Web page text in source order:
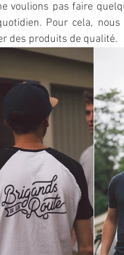
voulions pas faire
Pour cela,
des produits de qualité.